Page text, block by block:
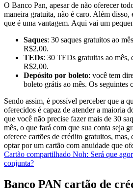
O Banco Pan, apesar de não oferecer
maneira gratuita, não é caro. Além disso,
que é uma vantagem. Aqui vai um
Saques: 30 saques gratuitos ao
R$2,00.
TEDs: 30 TEDs gratuitas ao mês,
R$2,00.
Depósito por boleto: você tem
boleto grátis ao mês. Os seguintes
Sendo assim, é possível perceber que a
oferecidos é capaz de atender a maioria
que você não precise fazer mais de 30
mês, o que fará com que sua conta seja
oferece cartões de crédito gratuitos,
optar por um cartão com anuidade que
Cartão compartilhado Noh: Será que
conjunta?
Banco PAN cartão de